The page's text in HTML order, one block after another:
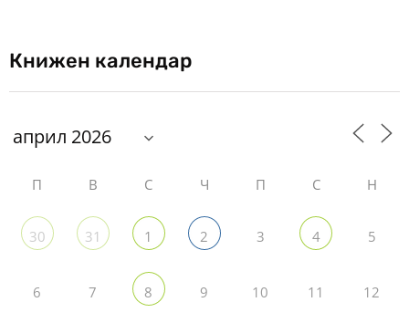
Книжен календар
П В С Ч П С Н
30 31 1 2 3 4 5
6 7 8 9 10 11 12